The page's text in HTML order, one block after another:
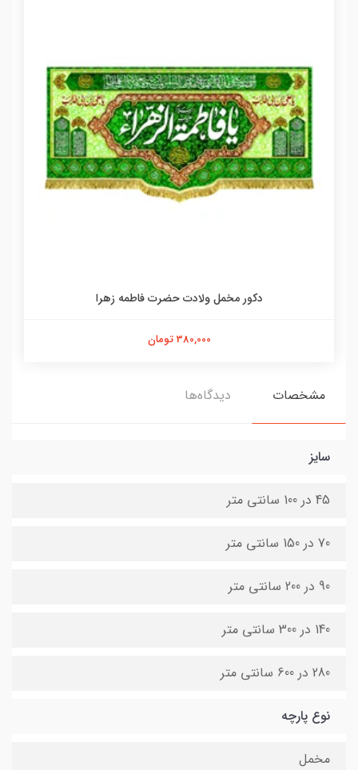
دکور مخمل ولادت حضرت فاطمه زهرا
380,000 تومان
مشخصات دیدگاه‌ها
سایز
45 در 100 سانتی متر
70 در 150 سانتی متر
90 در 200 سانتی متر
140 در 300 سانتی متر
280 در 600 سانتی متر
نوع پارچه
مخمل